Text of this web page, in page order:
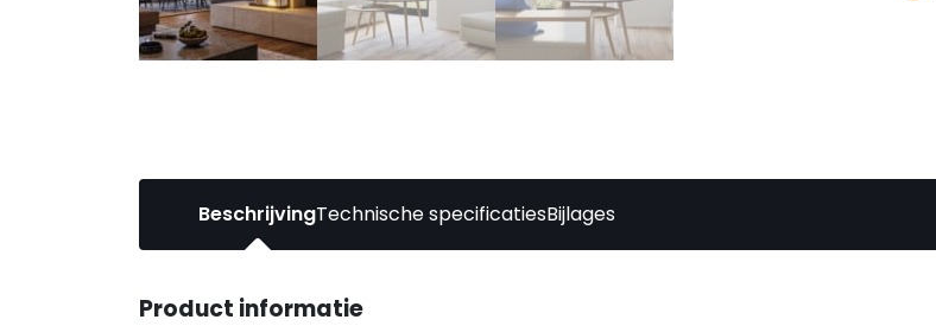
BeschrijvingTechnische specificatiesBijlages
Product informatie